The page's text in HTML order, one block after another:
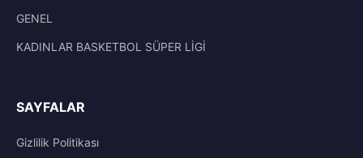
GENEL
KADINLAR BASKETBOL SÜPER LİGİ
SAYFALAR
Gizlilik Politikası